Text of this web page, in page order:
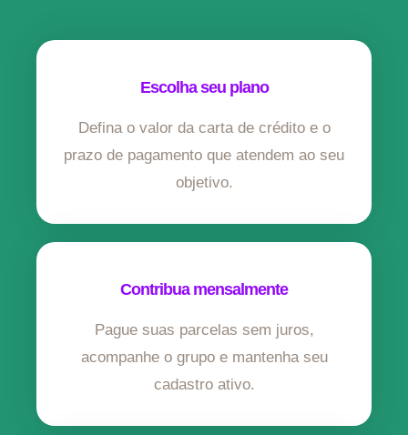
Escolha seu plano
Defina o valor da carta de crédito e o
prazo de pagamento que atendem ao seu
objetivo.
Contribua mensalmente
Pague suas parcelas sem juros,
acompanhe o grupo e mantenha seu
cadastro ativo.